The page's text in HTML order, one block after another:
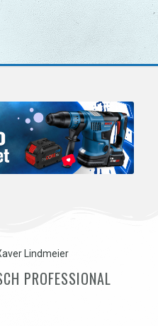
Lindmeier
PROFESSIONAL